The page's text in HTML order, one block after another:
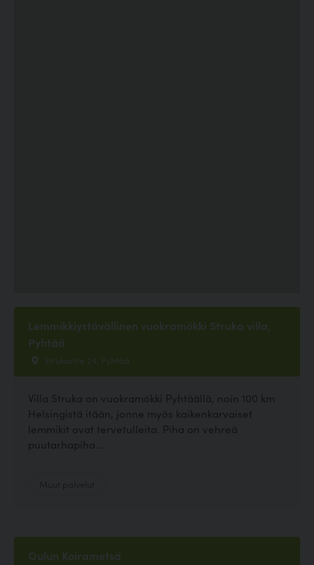
Lemmikkiystävällinen vuokramökki Struka villa,
Pyhtää
Strukantie 24, Pyhtää
Villa Struka on vuokramökki Pyhtäällä, noin 100 km
Helsingistä itään, jonne myös kaikenkarvaiset
lemmikit ovat tervetulleita. Piha on vehreä
puutarhapiha...
Oulun Koirametsä